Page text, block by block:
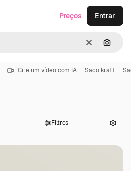
Limpar
Preços Entrar
Crie um vídeo com IA Saco kraft
Filtros